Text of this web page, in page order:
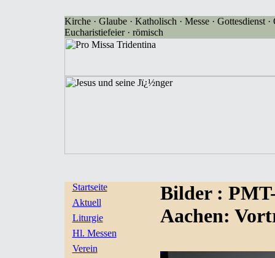
Kirche · Glaube · Katholisch · Messe · Gottesdienst
Eucharistiefeier · römisch
Startseite
Aktuell
Liturgie
Hl. Messen
Verein
Bilder :
Aachen: